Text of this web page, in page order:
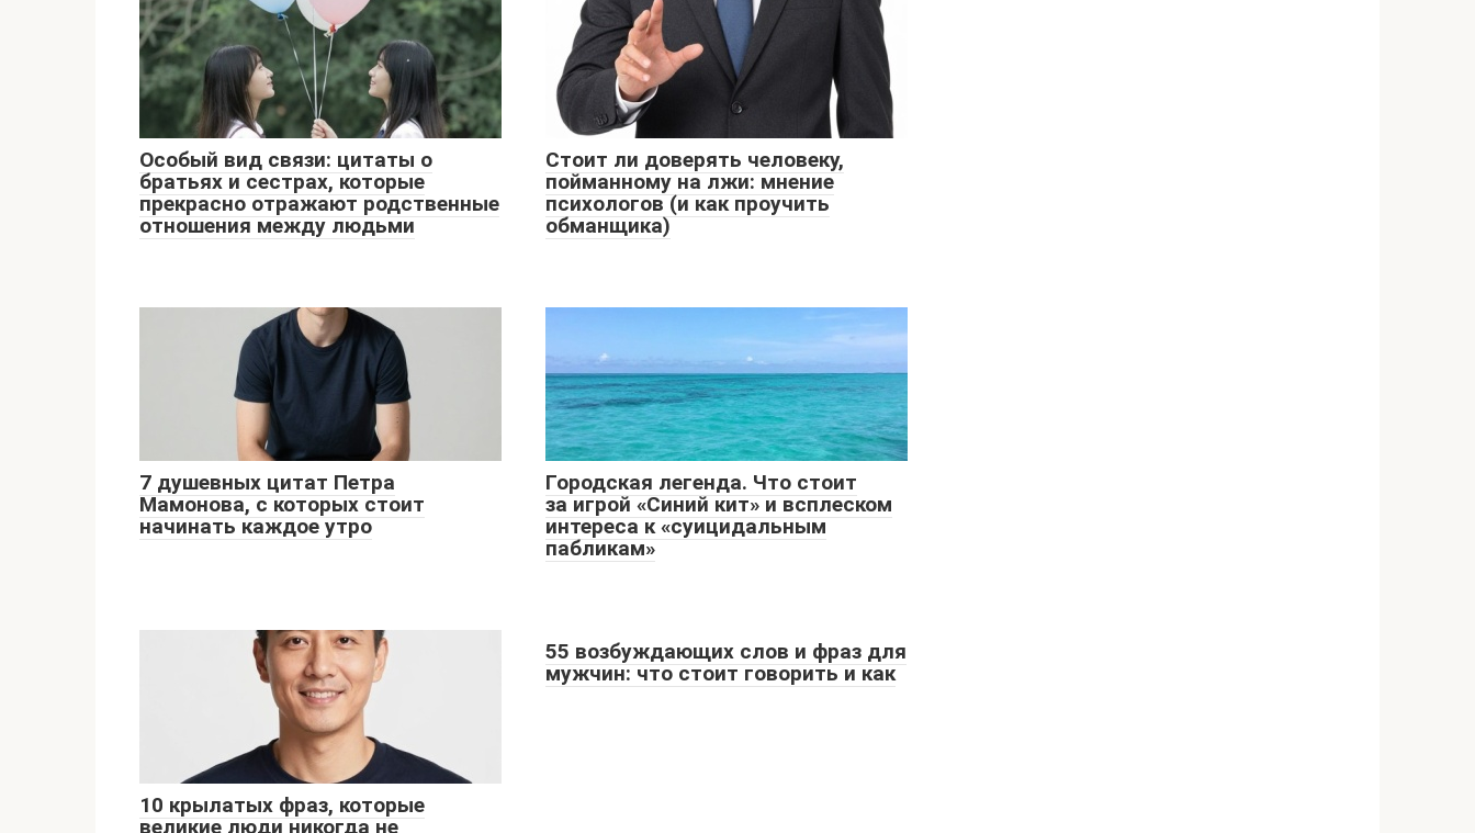
Особый вид связи: цитаты о
братьях и сестрах, которые
прекрасно отражают родственные
отношения между людьми
Стоит ли доверять человеку,
пойманному на лжи: мнение
психологов (и как проучить
обманщика)
7 душевных цитат Петра
Мамонова, с которых стоит
начинать каждое утро
Городская легенда. Что стоит
за игрой «Синий кит» и всплеском
интереса к «суицидальным
пабликам»
10 крылатых фраз, которые
великие люди никогда не
55 возбуждающих слов и фраз для
мужчин: что стоит говорить и как